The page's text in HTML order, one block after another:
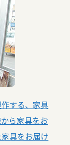
する、家具
ら家具をお
具をお届け